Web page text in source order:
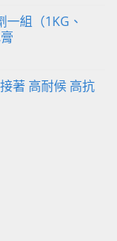
組（1KG、
著 高耐候 高抗